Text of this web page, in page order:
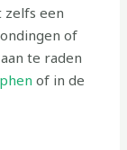
een
of
te raden
of in de